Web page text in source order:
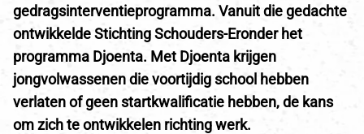
gedragsinterventieprogramma. Vanuit die gedachte
ontwikkelde Stichting Schouders-Eronder het
programma Djoenta. Met Djoenta krijgen
jongvolwassenen die voortijdig school hebben
verlaten of geen startkwalificatie hebben, de kans
om zich te ontwikkelen richting werk.